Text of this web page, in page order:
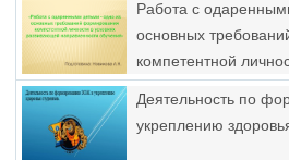
Работа с
основных
компетентной
Деятельность по
укреплению